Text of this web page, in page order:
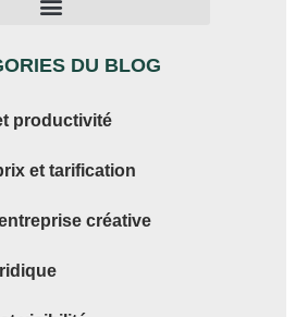
DU BLOG
productivité
et tarification
créative